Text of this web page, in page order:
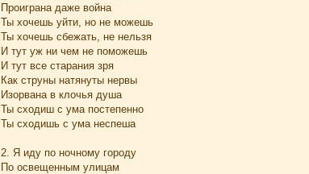
Проиграна даже война
Ты хочешь уйти, но не можешь
Ты хочешь сбежать, не нельзя
И тут уж ни чем не поможешь
И тут все старания зря
Как струны натянуты нервы
Изорвана в клочья душа
Ты сходиш с ума постепенно
Ты сходишь с ума неспеша
2. Я иду по ночному городу
По освещенным улицам